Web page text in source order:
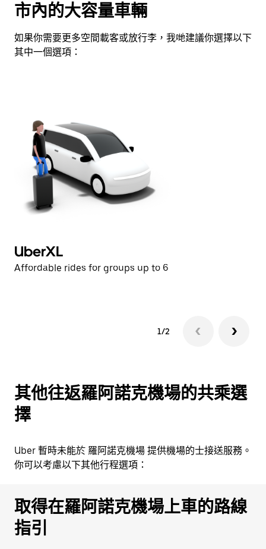
鈕
可
關
市內的大容量車輛
如果你需要更多空間載客或放行李，我哋建議你選擇以下
其中一個選項：
UberXL
Affordable rides for groups up to 6
1/2
其他往返羅阿諾克機場的共乘選
擇
Uber 暫時未能於 羅阿諾克機場 提供機場的士接送服務。
你可以考慮以下其他行程選項：
取得在羅阿諾克機場上車的路線
指引